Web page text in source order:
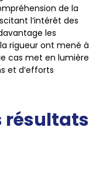
de la
l’intérêt des
les
rigueur ont mené à
cas met en lumière
et d’efforts
résultats